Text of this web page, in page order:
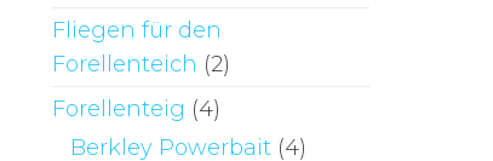
Fliegen für den
Forellenteich (2)
Forellenteig (4)
Berkley Powerbait (4)